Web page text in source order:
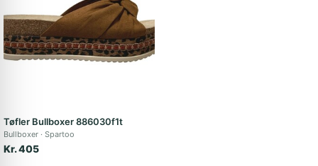
Tøfler Bullboxer 886030f1t
Bullboxer Spartoo
Kr. 405